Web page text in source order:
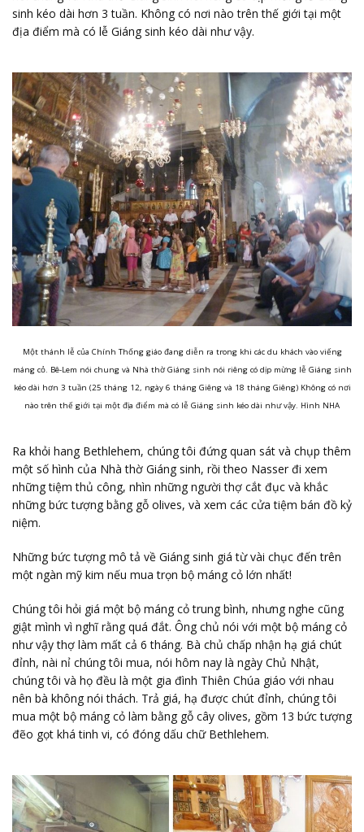
sinh kéo dài hơn 3 tuần. Không có nơi nào trên thế giới tại một
địa điểm mà có lễ Giáng sinh kéo dài như vậy.
Một thánh lễ của Chính Thống giáo đang diễn ra trong khi các du khách vào viếng
máng cỏ. Bê-Lem nói chung và Nhà thờ Giáng sinh nói riêng có dịp mừng lễ Giáng sinh
kéo dài hơn 3 tuần (25 tháng 12, ngày 6 tháng Giêng và 18 tháng Giêng) Không có nơi
nào trên thế giới tại một địa điểm mà có lễ Giáng sinh kéo dài như vậy. Hình NHA
Ra khỏi hang Bethlehem, chúng tôi đứng quan sát và chụp thêm
một số hình của Nhà thờ Giáng sinh, rồi theo Nasser đi xem
những tiệm thủ công, nhìn những người thợ cắt đục và khắc
những bức tượng bằng gỗ olives, và xem các cửa tiệm bán đồ kỷ
niệm.
Những bức tượng mô tả về Giáng sinh giá từ vài chục đến trên
một ngàn mỹ kim nếu mua trọn bộ máng cỏ lớn nhất!
Chúng tôi hỏi giá một bộ máng cỏ trung bình, nhưng nghe cũng
giật mình vì nghĩ rằng quá đắt. Ông chủ nói với một bộ máng cỏ
như vậy thợ làm mất cả 6 tháng. Bà chủ chấp nhận hạ giá chút
đỉnh, nài nỉ chúng tôi mua, nói hôm nay là ngày Chủ Nhật,
chúng tôi và họ đều là một gia đình Thiên Chúa giáo với nhau
nên bà không nói thách. Trả giá, hạ được chút đỉnh, chúng tôi
mua một bộ máng cỏ làm bằng gỗ cây olives, gồm 13 bức tượng
đẽo gọt khá tinh vi, có đóng dấu chữ Bethlehem.